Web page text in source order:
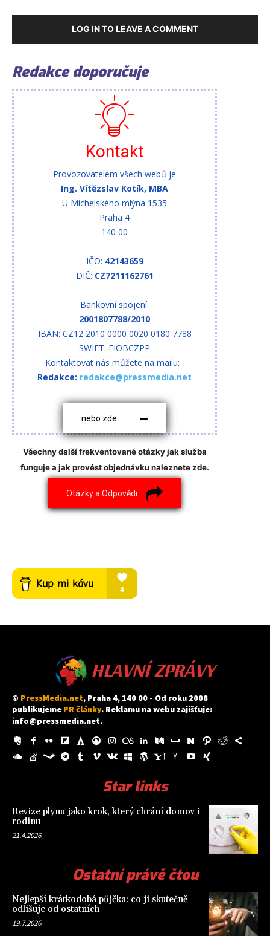
LOG IN TO LEAVE A COMMENT
Redakce doporučuje
Kontakt
Provozovatelem všech webů je
Ing. Vítězslav Kotík, MBA
U Michelského mlýna 1535
Praha 4
140 00
IČO: 42143659
DIČ: CZ7211162761
Bankovní spojení:
2001807788/2010
IBAN: CZ12 2010 0000 0020 0180 7788
SWIFT: FIOBCZPP
Kontaktovat nás můžete na mailu:
Redakce: redakce@pressmedia.net
nebo zde
Všechny další frekventované otázky jak služba
funguje a jak provést objednávku naleznete zde.
Otázky a Odpovědi
HLAVNÍ ZPRÁVY
© PressMedia.net, Praha 4, 140 00 - Od roku 2008
publikujeme PR články. Reklamu na webu zajišťuje:
info@pressmedia.net.
Star links
Revize plynu jako krok, který chrání domov i
rodinu
21.4.2026
Ostatní právě čtou
Nejlepší krátkodobá půjčka: co ji skutečně
odlišuje od ostatních
19.7.2026